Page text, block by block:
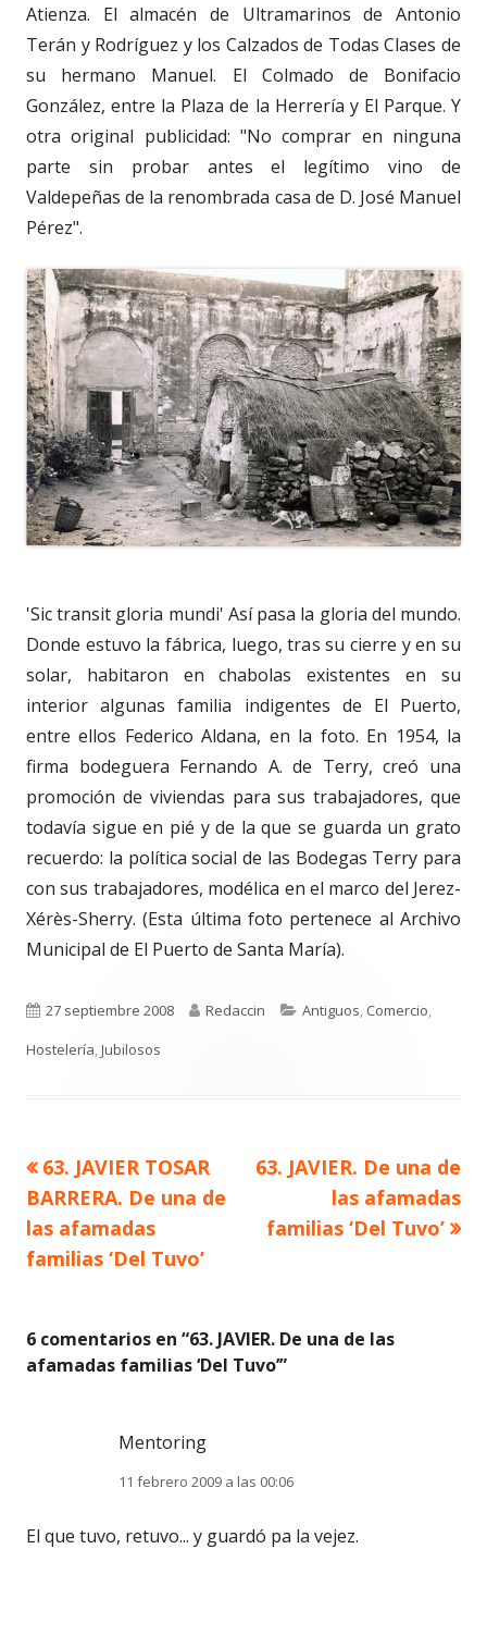
Atienza. El almacén de Ultramarinos de Antonio
Terán y Rodríguez y los Calzados de Todas Clases de
su hermano Manuel. El Colmado de Bonifacio
González, entre la Plaza de la Herrería y El Parque. Y
otra original publicidad: "No comprar en ninguna
parte sin probar antes el legítimo vino de
Valdepeñas de la renombrada casa de D. José Manuel
Pérez".
'Sic transit gloria mundi' Así pasa la gloria del mundo.
Donde estuvo la fábrica, luego, tras su cierre y en su
solar, habitaron en chabolas existentes en su
interior algunas familia indigentes de El Puerto,
entre ellos Federico Aldana, en la foto. En 1954, la
firma bodeguera Fernando A. de Terry, creó una
promoción de viviendas para sus trabajadores, que
todavía sigue en pié y de la que se guarda un grato
recuerdo: la política social de las Bodegas Terry para
con sus trabajadores, modélica en el marco del Jerez-
Xérès-Sherry. (Esta última foto pertenece al Archivo
Municipal de El Puerto de Santa María).
Publicado
el
27 septiembre 2008 Autor
Redaccin Categorías
Antiguos, Comercio,
Hostelería,Jubilosos
Navegación
de
entradas
Artículo
anterior
63. JAVIER TOSAR
BARRERA. De una de
las afamadas
familias ‘Del Tuvo’
Artículo
siguiente
63. JAVIER. De una de
las afamadas
familias ‘Del Tuvo’
6 comentarios en “63. JAVIER. De una de las
afamadas familias ‘Del Tuvo’”
Mentoring
11 febrero 2009 a las 00:06
El que tuvo, retuvo... y guardó pa la vejez.